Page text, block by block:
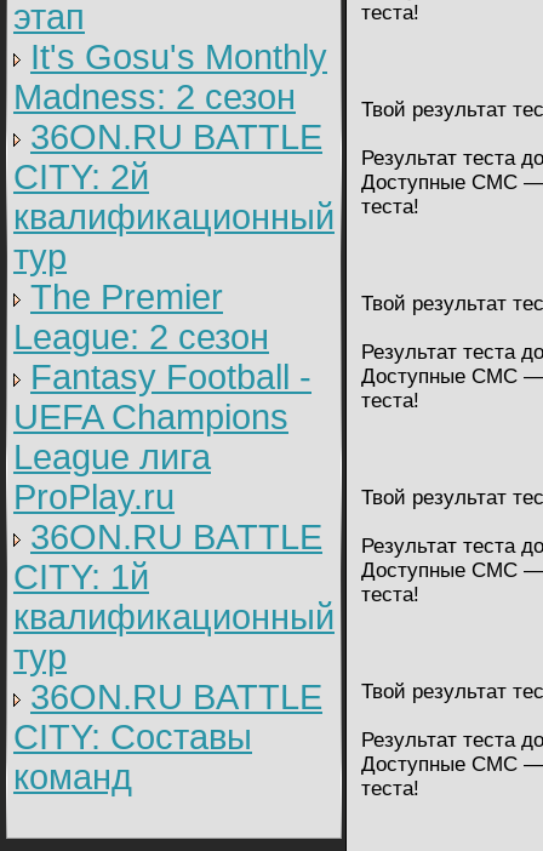
этап
It's Gosu's Monthly
Madness: 2 сезон
36ON.RU BATTLE
CITY: 2й
квалификационный
тур
The Premier
League: 2 cезон
Fantasy Football -
UEFA Champions
League лига
ProPlay.ru
36ON.RU BATTLE
CITY: 1й
квалификационный
тур
36ON.RU BATTLE
CITY: Составы
команд
теста!
Твой результат
Результат теста
Доступные СМС —
теста!
Твой результат
Результат теста
Доступные СМС —
теста!
Твой результат
Результат теста
Доступные СМС —
теста!
Твой результат
Результат теста
Доступные СМС —
теста!